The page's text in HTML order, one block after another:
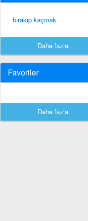
bırakıp kaçmak
Daha fazla...
Favoriler
Daha fazla...